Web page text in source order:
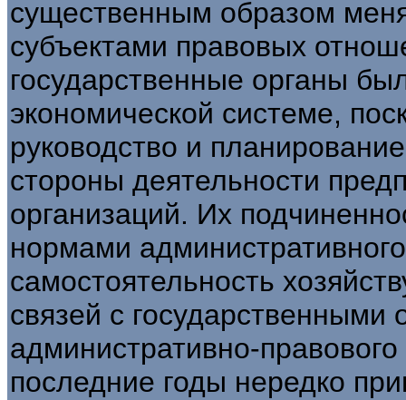
существенным образом
субъектами правовых
государственные органы
экономической системе,
руководство и
стороны деятельности
организаций. Их
нормами
самостоятельность
связей с
административно-
последние годы нередко